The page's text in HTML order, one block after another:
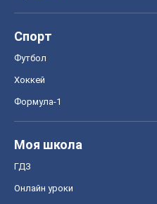
Спорт
Футбол
Хоккей
Формула-1
Моя школа
ГДЗ
Онлайн уроки